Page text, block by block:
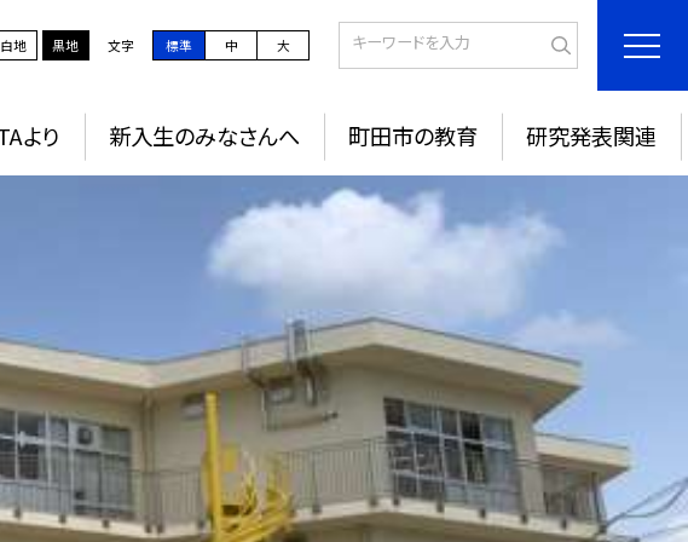
白地 黒地 文字 標準 中 大
より 新入生のみなさんへ 町田市の教育 研究発表関連